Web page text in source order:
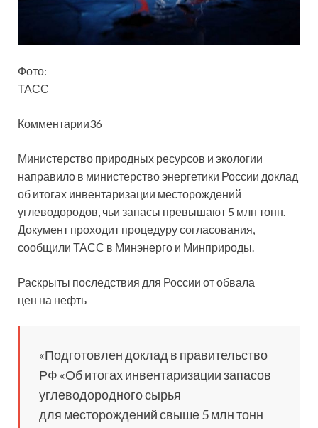
Фото:
ТАСС
Комментарии36
Министерство природных ресурсов и экологии
направило в министерство энергетики России доклад
об итогах инвентаризации месторождений
углеводородов, чьи запасы превышают 5 млн тонн.
Документ проходит процедуру согласования,
сообщили ТАСС в Минэнерго и Минприроды.
Раскрыты последствия для России от обвала
цен на нефть
«Подготовлен доклад в правительство
РФ «Об итогах инвентаризации запасов
углеводородного сырья
для месторождений свыше 5 млн тонн